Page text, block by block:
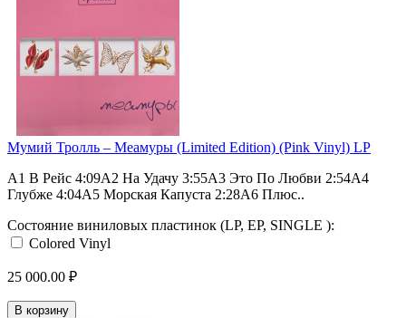
Мумий Тролль – Меамуры (Limited Edition) (Pink Vinyl) LP
A1 В Рейс 4:09A2 На Удачу 3:55A3 Это По Любви 2:54A4
Глубже 4:04A5 Морская Капуста 2:28A6 Плюс..
Состояние виниловых пластинок (LP, EP, SINGLE ):
Colored Vinyl
25 000.00 ₽
В корзину